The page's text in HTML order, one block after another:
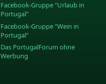
Facebook-Gruppe "Urlaub in
Portugal"
Facebook-Gruppe "Wein in
Portugal"
Das PortugalForum ohne
Werbung